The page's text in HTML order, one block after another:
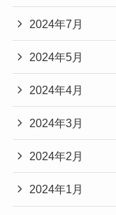
2024年7月
2024年5月
2024年4月
2024年3月
2024年2月
2024年1月